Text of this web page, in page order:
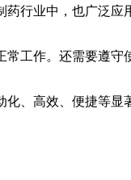
行业中，也广泛
工作。还需要遵守
、高效、便捷等显